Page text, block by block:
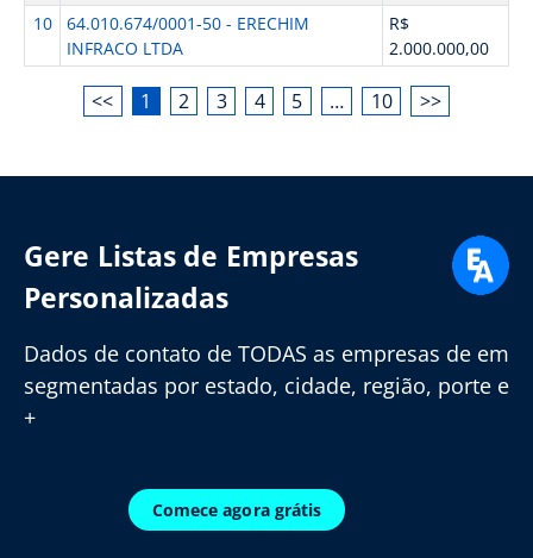
10
64.010.674/0001-50 - ERECHIM
INFRACO LTDA
R$
2.000.000,00
<< 1 2 3 4 5 … 10 >>
Gere Listas de Empresas
Personalizadas
Dados de contato de TODAS as empresas de em
segmentadas por estado, cidade, região, porte e
+
Comece agora grátis